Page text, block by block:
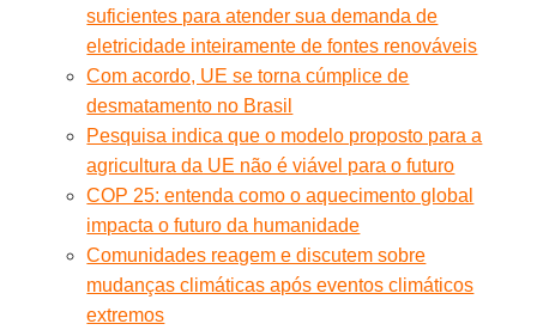
suficientes para atender sua demanda de
eletricidade inteiramente de fontes renováveis
Com acordo, UE se torna cúmplice de
desmatamento no Brasil
Pesquisa indica que o modelo proposto para a
agricultura da UE não é viável para o futuro
COP 25: entenda como o aquecimento global
impacta o futuro da humanidade
Comunidades reagem e discutem sobre
mudanças climáticas após eventos climáticos
extremos